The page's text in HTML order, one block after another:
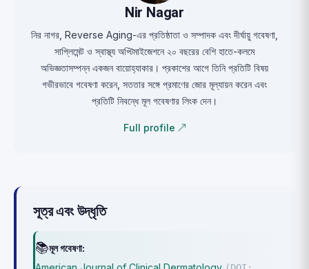
Nir Nagar
নির নাগর, Reverse Aging-এর প্রতিষ্ঠাতা ও সম্পাদক এবং দীর্ঘায়ু গবেষণা,
সাপ্লিমেন্ট ও স্বাস্থ্য অপ্টিমাইজেশনে ২০ বছরের বেশি হাতে-কলমে
অভিজ্ঞতাসম্পন্ন একজন বায়োহ্যাকার। প্রকাশের আগে তিনি প্রতিটি বিষয়
গভীরভাবে গবেষণা করেন, সততার সঙ্গে প্রমাণের জোর মূল্যায়ন করেন এবং
প্রতিটি নিবন্ধে মূল গবেষণার লিংক দেন।
Full profile ↗
সূত্র এবং উদ্ধৃতি
📚মূল গবেষণা: